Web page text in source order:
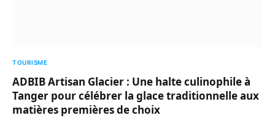
TOURISME
ADBIB Artisan Glacier : Une halte culinophile à
Tanger pour célébrer la glace traditionnelle aux
matières premières de choix